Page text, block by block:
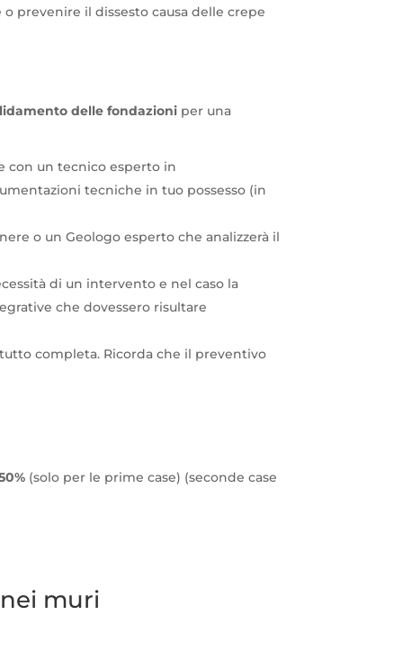
prevenire il dissesto causa delle crepe
delle fondazioni per una
con un tecnico esperto in
tecniche in tuo possesso (in
o un Geologo esperto che analizzerà il
di un intervento e nel caso la
che dovessero risultare
completa. Ricorda che il preventivo
(solo per le prime case) (seconde case
muri